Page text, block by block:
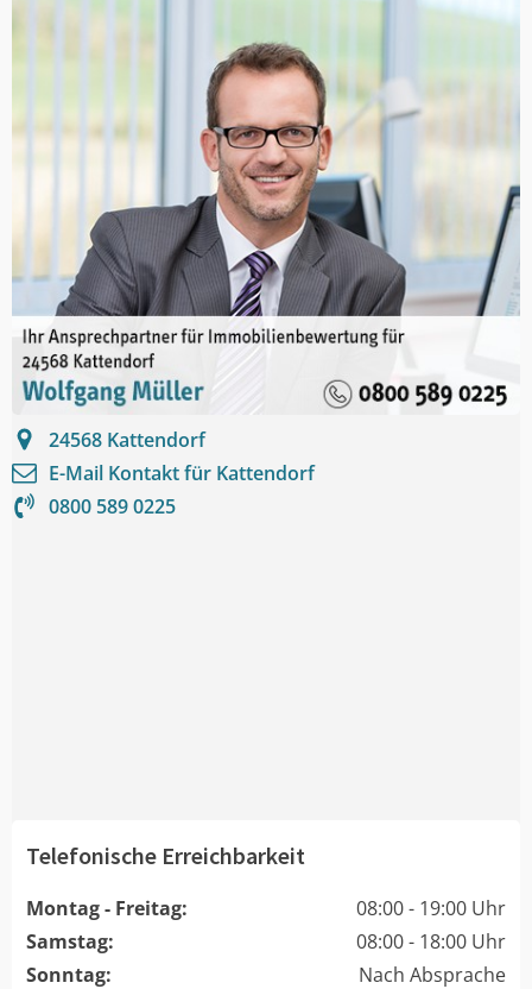
24568 Kattendorf
E-Mail Kontakt für Kattendorf
0800 589 0225
Telefonische Erreichbarkeit
Montag - Freitag:
08:00 - 19:00 Uhr
Samstag:
08:00 - 18:00 Uhr
Sonntag:
Nach Absprache